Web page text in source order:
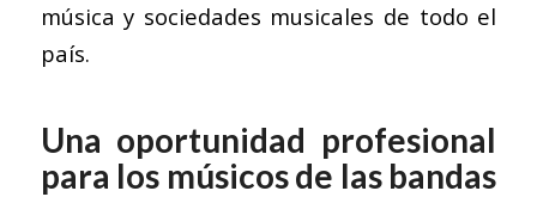
música y sociedades musicales de todo el
país.
Una oportunidad profesional
para los músicos de las bandas